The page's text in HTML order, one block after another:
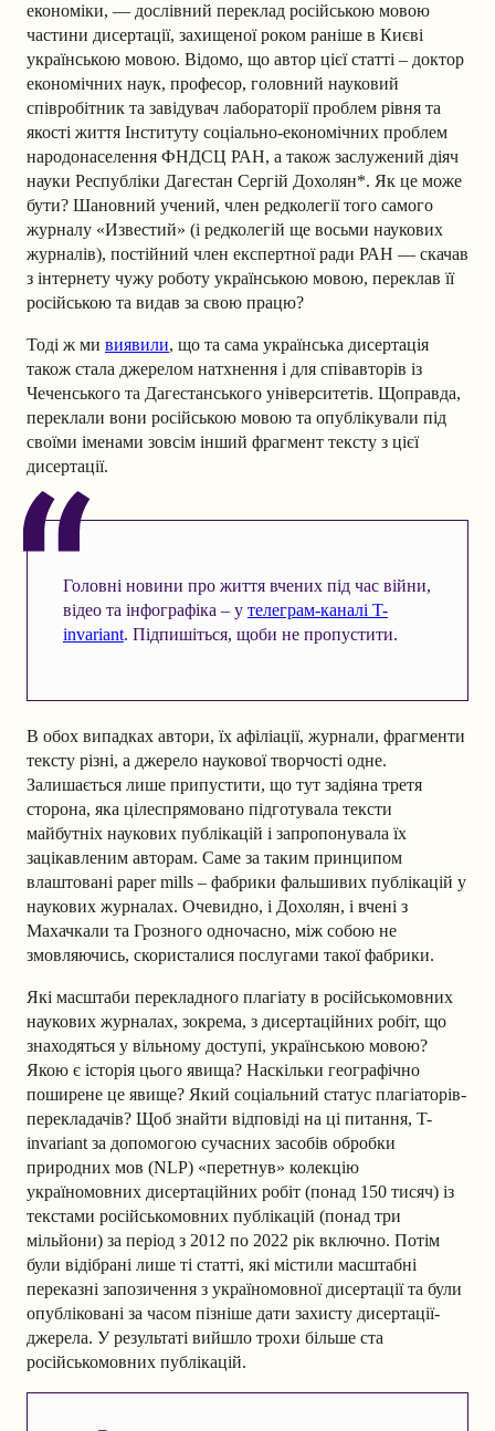
економіки, — дослівний переклад російською мовою
частини дисертації, захищеної роком раніше в Києві
українською мовою. Відомо, що автор цієї статті – доктор
економічних наук, професор, головний науковий
співробітник та завідувач лабораторії проблем рівня та
якості життя Інституту соціально-економічних проблем
народонаселення ФНДСЦ РАН, а також заслужений діяч
науки Республіки Дагестан Сергій Дохолян*. Як це може
бути? Шановний учений, член редколегії того самого
журналу «Известий» (і редколегій ще восьми наукових
журналів), постійний член експертної ради РАН — скачав
з інтернету чужу роботу українською мовою, переклав її
російською та видав за свою працю?
Тоді ж ми виявили, що та сама українська дисертація
також стала джерелом натхнення і для співавторів із
Чеченського та Дагестанського університетів. Щоправда,
переклали вони російською мовою та опублікували під
своїми іменами зовсім інший фрагмент тексту з цієї
дисертації.
Головні новини про життя вчених під час війни,
відео та інфографіка – у телеграм-каналі T-
invariant. Підпишіться, щоби не пропустити.
В обох випадках автори, їх афіліації, журнали, фрагменти
тексту різні, а джерело наукової творчості одне.
Залишається лише припустити, що тут задіяна третя
сторона, яка цілеспрямовано підготувала тексти
майбутніх наукових публікацій і запропонувала їх
зацікавленим авторам. Саме за таким принципом
влаштовані paper mills – фабрики фальшивих публікацій у
наукових журналах. Очевидно, і Дохолян, і вчені з
Махачкали та Грозного одночасно, між собою не
змовляючись, скористалися послугами такої фабрики.
Які масштаби перекладного плагіату в російськомовних
наукових журналах, зокрема, з дисертаційних робіт, що
знаходяться у вільному доступі, українською мовою?
Якою є історія цього явища? Наскільки географічно
поширене це явище? Який соціальний статус плагіаторів-
перекладачів? Щоб знайти відповіді на ці питання, T-
invariant за допомогою сучасних засобів обробки
природних мов (NLP) «перетнув» колекцію
україномовних дисертаційних робіт (понад 150 тисяч) із
текстами російськомовних публікацій (понад три
мільйони) за період з 2012 по 2022 рік включно. Потім
були відібрані лише ті статті, які містили масштабні
переказні запозичення з україномовної дисертації та були
опубліковані за часом пізніше дати захисту дисертації-
джерела. У результаті вийшло трохи більше ста
російськомовних публікацій.